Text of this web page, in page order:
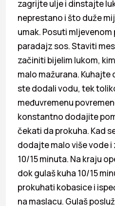
zagrijte ulje i dinstajte
neprestano i što duže
umak. Posuti
paradajz sos. Staviti
začiniti bijelim lukom,
malo mažurana. Kuhajte
ste dodali vodu, tek
međuvremenu
konstantno dodajite
čekati da prokuha. Kad
dodajte malo više vode
10/15 minuta. Na kraju
dok gulaš kuha 10/15
prokuhati kobasice i
na maslacu. Gulaš